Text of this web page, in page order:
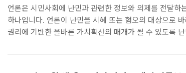
하는 이유 2018/11/24 [동아일..
언론은 시민사회에 난민과 관련한 정보와 의제를 전달하
하나입니다. 언론이 난민을 시혜 또는 혐오의 대상으로
권리에 기반한 올바른 가치확산의 매개가 될 수 있도록